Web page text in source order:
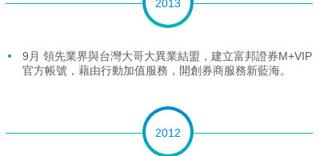
2013
9月 領先業界與台灣大哥大異業結盟，建立富邦證券M+VIP
官方帳號，藉由行動加值服務，開創券商服務新藍海。
2012